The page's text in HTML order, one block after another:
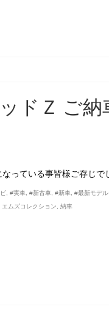
ドＺ ご納
なっている事皆様ご存じ
,#実車 ,#新古車 ,#新車 ,#最新モデル
エムズコレクション ,納車